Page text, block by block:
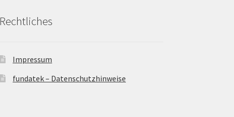
Rechtliches
Impressum
fundatek – Datenschutzhinweise